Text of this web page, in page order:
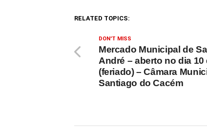
RELATED TOPICS:
DON'T MISS
Mercado Municipal de
André – aberto no dia
(feriado) – Câmara
Santiago do Cacém